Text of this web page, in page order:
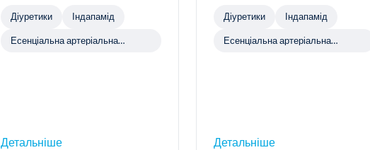
Діуретики Індапамід
Есенціальна артеріальна
Детальніше
Діуретики Індапамід
Есенціальна артеріальна
Детальніше